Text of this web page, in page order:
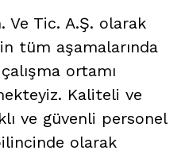
Ve Tic. A.Ş. olarak
tüm aşamalarında
ortamı
Kaliteli ve
ve güvenli personel
olarak